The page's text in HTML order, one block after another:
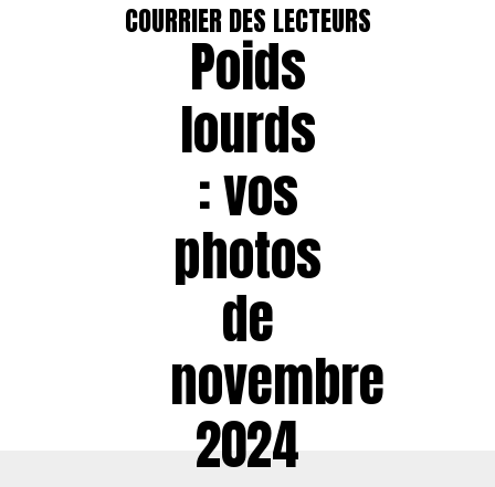
COURRIER DES LECTEURS
Poids
lourds
: vos
photos
de
novembre
2024